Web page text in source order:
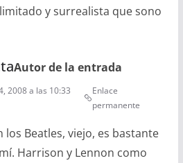
y surrealista que sono
Autor de la entrada
2008 a las 10:33
Enlace
permanente
los Beatles, viejo, es bastante
Harrison y Lennon como